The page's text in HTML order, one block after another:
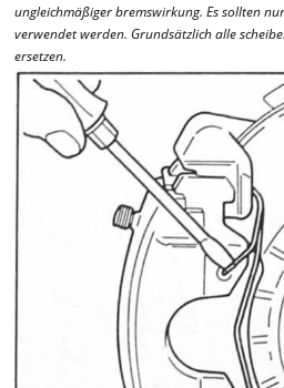
ungleichmäßiger bremswirkung. Es sollten
verwendet werden. Grundsätzlich alle
ersetzen.